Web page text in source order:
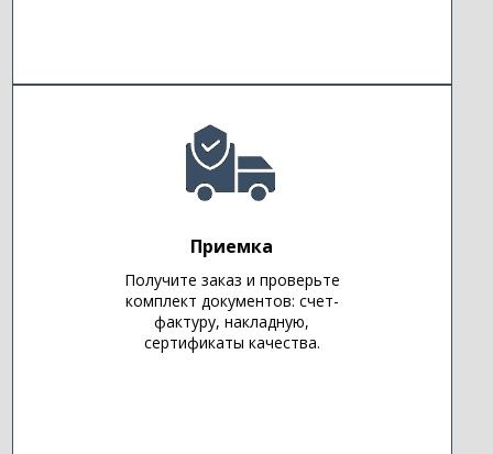
Приемка
Получите заказ и проверьте
комплект документов: счет-
фактуру, накладную,
сертификаты качества.